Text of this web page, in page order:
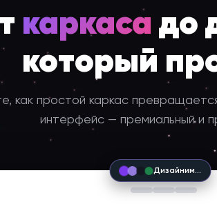
каркасадо
который
как простой каркас
интерфейс — премиальный и
Дизайним…